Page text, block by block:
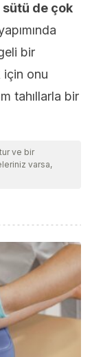
de çok
bir
için onu
tahıllarla bir
ve bir
varsa,